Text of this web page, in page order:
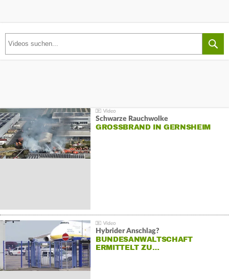
Schwarze Rauchwolke
GROSSBRAND IN GERNSHEIM
Hybrider Anschlag?
BUNDESANWALTSCHAFT
ERMITTELT ZU…